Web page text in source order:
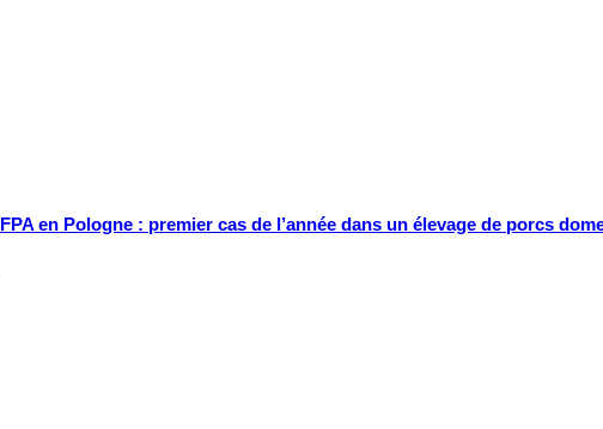
FPA en Pologne : premier cas de l’année dans un élevage de porcs